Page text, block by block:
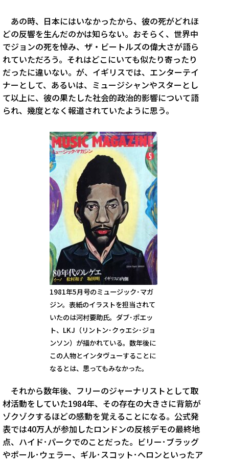
あの時、日本にはいなかったから、彼の死がどれほ
どの反響を生んだのかは知らない。おそらく、世界中
でジョンの死を悼み、ザ・ビートルズの偉大さが語ら
れていただろう。それはどこにいても似たり寄ったり
だったに違いない。が、イギリスでは、エンターテイ
ナーとして、あるいは、ミュージシャンやスターとし
て以上に、彼の果たした社会的政治的影響について語
られ、幾度となく報道されていたように思う。
1981年5月号のミュージック･マガ
ジン。表紙のイラストを担当されて
いたのは河村要助氏。ダブ･ポエッ
ト、LKJ（リントン･クゥエシ･ジョ
ンソン）が描かれている。数年後に
この人物とインタヴューすることに
なるとは、思ってもみなかった。
それから数年後、フリーのジャーナリストとして取
材活動をしていた1984年、その存在の大きさに背筋が
ゾクゾクするほどの感動を覚えることになる。公式発
表では40万人が参加したロンドンの反核デモの最終地
点、ハイド･パークでのことだった。ビリー･ブラッグ
やポール･ウェラー、ギル･スコット･ヘロンといったア